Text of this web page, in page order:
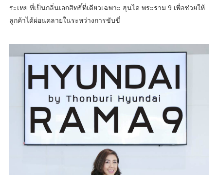
ระเหย ที่เป็นกลิ่นเอกสิทธิ์ที่เดียวเฉพาะ ฮุนได พระราม 9 เพื่อช่วยให้
ลูกค้าได้ผ่อนคลายในระหว่างการขับขี่